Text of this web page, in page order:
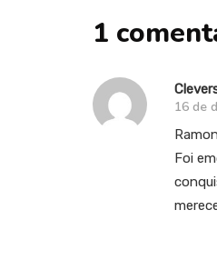
1
16 de
Foi